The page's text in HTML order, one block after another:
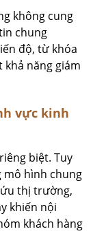
không cung
chung
độ, từ khóa
khả năng giám
vực kinh
biệt. Tuy
mô hình chung
thị trường,
khiến nội
khách hàng